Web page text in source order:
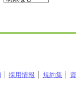
採用情報 規約集